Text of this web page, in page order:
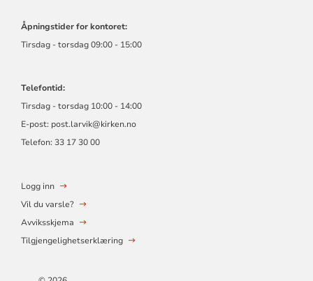
Åpningstider for kontoret:
Tirsdag - torsdag 09:00 - 15:00
Telefontid:
Tirsdag - torsdag 10:00 - 14:00
E-post: post.larvik@kirken.no
Telefon: 33 17 30 00
Logg inn
Vil du varsle?
Avviksskjema
Tilgjengelighetserklæring